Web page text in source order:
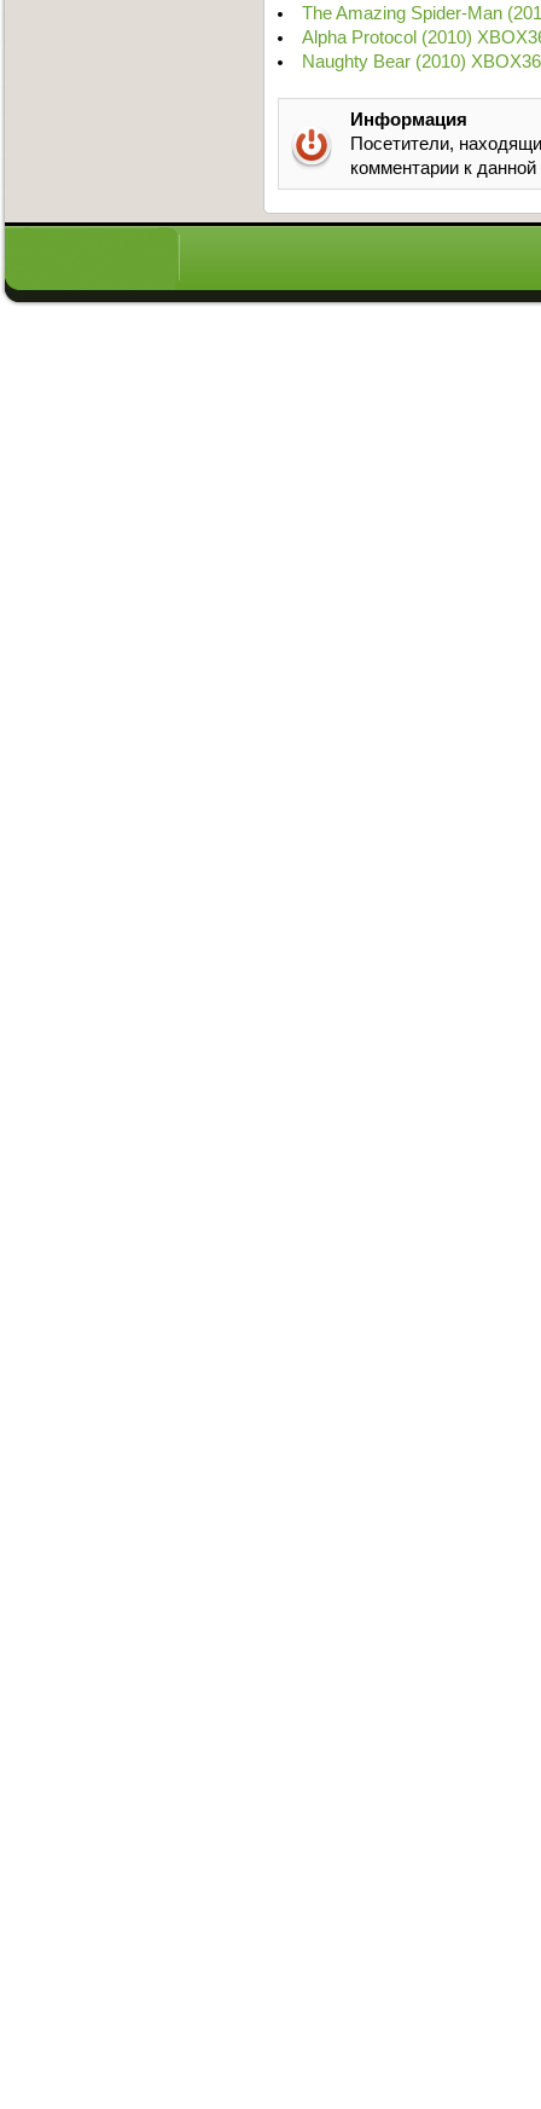
The Amazing Spider-Man
Alpha Protocol (2010)
Naughty Bear (2010)
Информация
Посетители,
комментарии к